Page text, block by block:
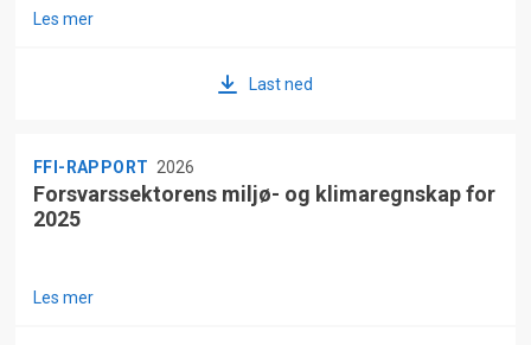
Les mer
Last ned
FFI-RAPPORT 2026
Forsvarssektorens miljø- og klimaregnskap for
2025
Les mer